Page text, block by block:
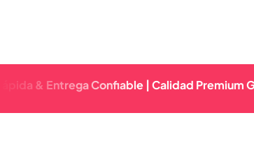
Confiable | Calidad Premium